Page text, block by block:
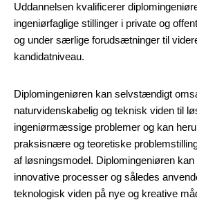
Uddannelsen kvalificerer
ingeniørfaglige stillinger i private og
og under særlige forudsætninger til
kandidatniveau.
Diplomingeniøren kan selvstændigt
naturvidenskabelig og teknisk viden til
ingeniørmæssige problemer og kan
praksisnære og teoretiske
af løsningsmodel. Diplomingeniøren kan
innovative processer og således
teknologisk viden på nye og kreative